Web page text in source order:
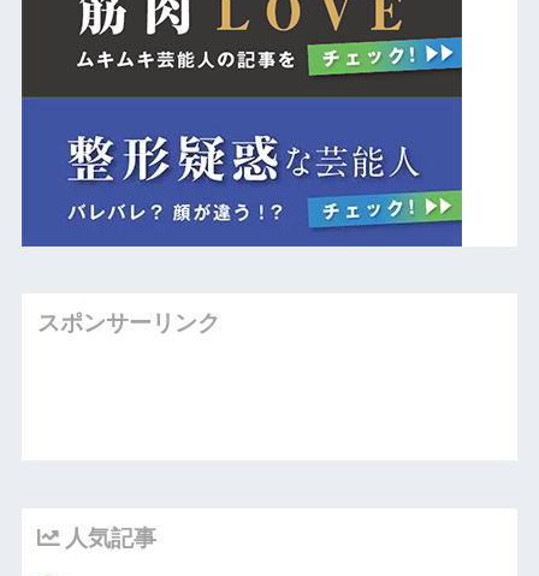
スポンサーリンク
人気記事